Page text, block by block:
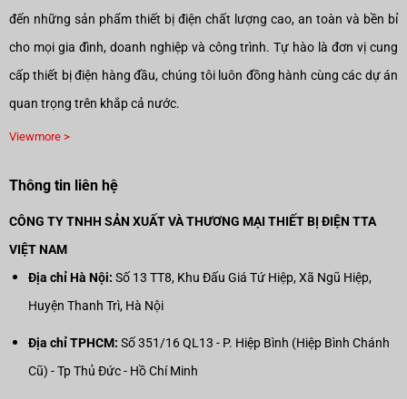
đến những sản phẩm thiết bị điện chất lượng cao, an toàn và bền bỉ
cho mọi gia đình, doanh nghiệp và công trình. Tự hào là đơn vị cung
cấp thiết bị điện hàng đầu, chúng tôi luôn đồng hành cùng các dự án
quan trọng trên khắp cả nước.
Viewmore >
Thông tin liên hệ
CÔNG TY TNHH SẢN XUẤT VÀ THƯƠNG MẠI THIẾT BỊ ĐIỆN TTA
VIỆT NAM
Địa chỉ Hà Nội: Số 13 TT8, Khu Đấu Giá Tứ Hiệp, Xã Ngũ Hiệp,
Huyện Thanh Trì, Hà Nội
Địa chỉ TPHCM: Số 351/16 QL13 - P. Hiệp Bình (Hiệp Bình Chánh
Cũ) - Tp Thủ Đức - Hồ Chí Minh